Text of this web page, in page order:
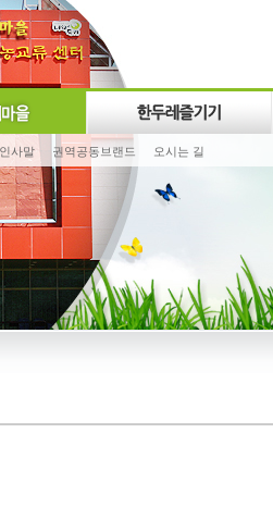
인사말 권역공동브랜드 오시는 길